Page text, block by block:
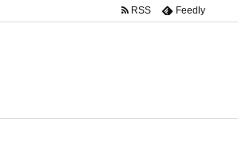
RSS Feedly